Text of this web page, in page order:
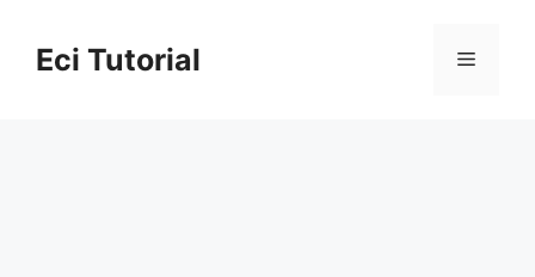
contentEci Tutorial Menu